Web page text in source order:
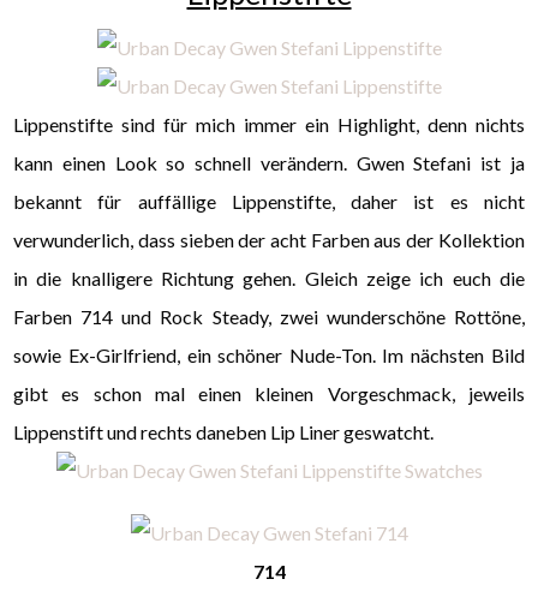
Lippenstifte sind für mich immer ein Highlight, denn nichts
kann einen Look so schnell verändern. Gwen Stefani ist ja
bekannt für auffällige Lippenstifte, daher ist es nicht
verwunderlich, dass sieben der acht Farben aus der Kollektion
in die knalligere Richtung gehen. Gleich zeige ich euch die
Farben 714 und Rock Steady, zwei wunderschöne Rottöne,
sowie Ex-Girlfriend, ein schöner Nude-Ton. Im nächsten Bild
gibt es schon mal einen kleinen Vorgeschmack, jeweils
Lippenstift und rechts daneben Lip Liner geswatcht.
714